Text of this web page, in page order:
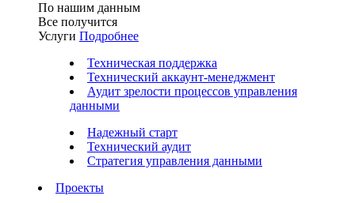
По нашим данным
Все получится
Услуги Подробнее
Техническая поддержка
Технический аккаунт-менеджмент
Аудит зрелости процессов управления
данными
Надежный старт
Технический аудит
Стратегия управления данными
Проекты